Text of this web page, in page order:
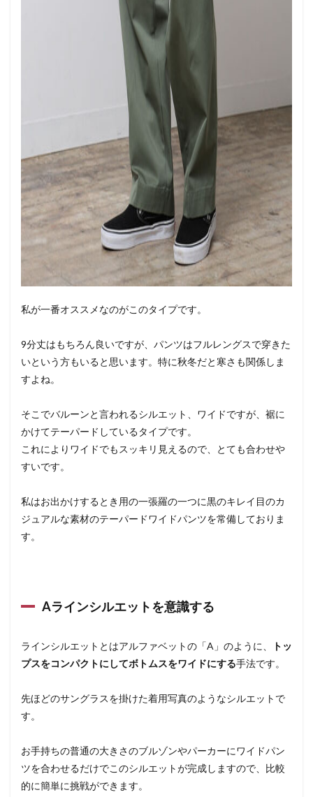
私が一番オススメなのがこのタイプです。
9分丈はもちろん良いですが、パンツはフルレングスで穿きた
いという方もいると思います。特に秋冬だと寒さも関係しま
すよね。
そこでバルーンと言われるシルエット、ワイドですが、裾に
かけてテーパードしているタイプです。
これによりワイドでもスッキリ見えるので、とても合わせや
すいです。
私はお出かけするとき用の一張羅の一つに黒のキレイ目のカ
ジュアルな素材のテーパードワイドパンツを常備しておりま
す。
Aラインシルエットを意識する
ラインシルエットとはアルファベットの「A」のように、
トッ
プスをコンパクトにしてボトムスをワイドにする手法です。
先ほどのサングラスを掛けた着用写真のようなシルエットで
す。
お手持ちの普通の大きさのブルゾンやパーカーにワイドパン
ツを合わせるだけでこのシルエットが完成しますので、比較
的に簡単に挑戦ができます。